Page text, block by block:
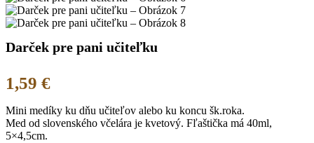
Darček pre pani učiteľku
1,59 €
Mini medíky ku dňu učiteľov alebo ku koncu šk.roka.
Med od slovenského včelára je kvetový. Fľaštička má 40ml,
5×4,5cm.